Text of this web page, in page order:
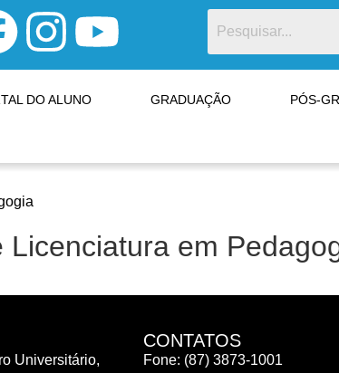
DO ALUNO GRADUAÇÃO PÓS-
em
Universitário,
CONTATOS
Fone: (87) 3873-1001